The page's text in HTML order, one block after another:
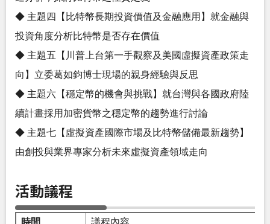
◆ 主題四【比特幣長期投資價值及金融應用】就金融與
投資角度分析比特幣是否存在價值
◆ 主題五【川普上台第一手觀察及美國虛擬資產政策走
向】立委葛如鈞博士現場的親身經驗與反思
◆ 主題六【穩定幣的機會與挑戰】就台灣與各國政府陸
續計畫採用加密貨幣之穩定幣的趨勢進行討論
◆ 主題七【虛擬資產國際市場及比特幣儲備最新趨勢】
由創投與業界專家分析未來虛擬資產領域走向
活動議程
時間 議程內容